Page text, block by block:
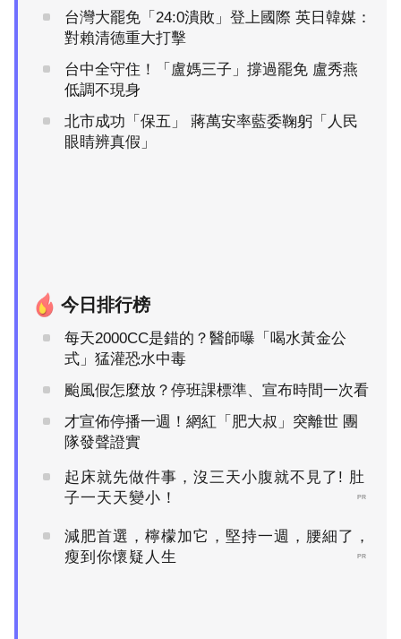
台灣大罷免「24:0潰敗」登上國際 英日韓媒：
對賴清德重大打擊
台中全守住！「盧媽三子」撐過罷免 盧秀燕
低調不現身
北市成功「保五」 蔣萬安率藍委鞠躬「人民
眼睛辨真假」
今日排行榜
每天2000CC是錯的？醫師曝「喝水黃金公
式」猛灌恐水中毒
颱風假怎麼放？停班課標準、宣布時間一次看
才宣佈停播一週！網紅「肥大叔」突離世 團
隊發聲證實
起床就先做件事，沒三天小腹就不見了! 肚
子一天天變小！
PR
減肥首選，檸檬加它，堅持一週，腰細了，
瘦到你懷疑人生
PR